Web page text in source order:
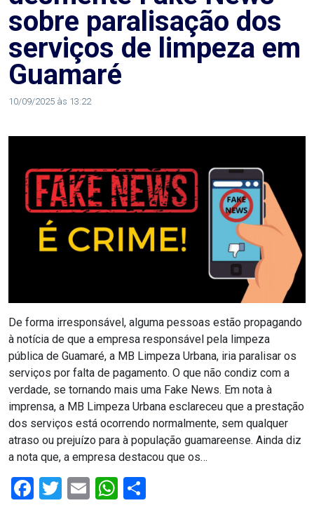
CÂMARA
FEDERAL
CÂMARA
MUNICIPAL
DE
MACAU
CAMPEONATO
DE
BLOCOS
CARNAUBAIS
CARNAVAL
CARNAVAL
DE
MACAU
CARNAVAL
sobre paralisação dos
serviços de limpeza em
Guamaré
10/09/2025 às 13:22
De forma irresponsável, alguma pessoas estão propagando
à notícia de que a empresa responsável pela limpeza
pública de Guamaré, a MB Limpeza Urbana, iria paralisar os
serviços por falta de pagamento. O que não condiz com a
verdade, se tornando mais uma Fake News. Em nota à
imprensa, a MB Limpeza Urbana esclareceu que a prestação
dos serviços está ocorrendo normalmente, sem qualquer
atraso ou prejuízo para à população guamareense. Ainda diz
a nota que, a empresa destacou que os…
Facebook
Twitter
EmailWhatsApp